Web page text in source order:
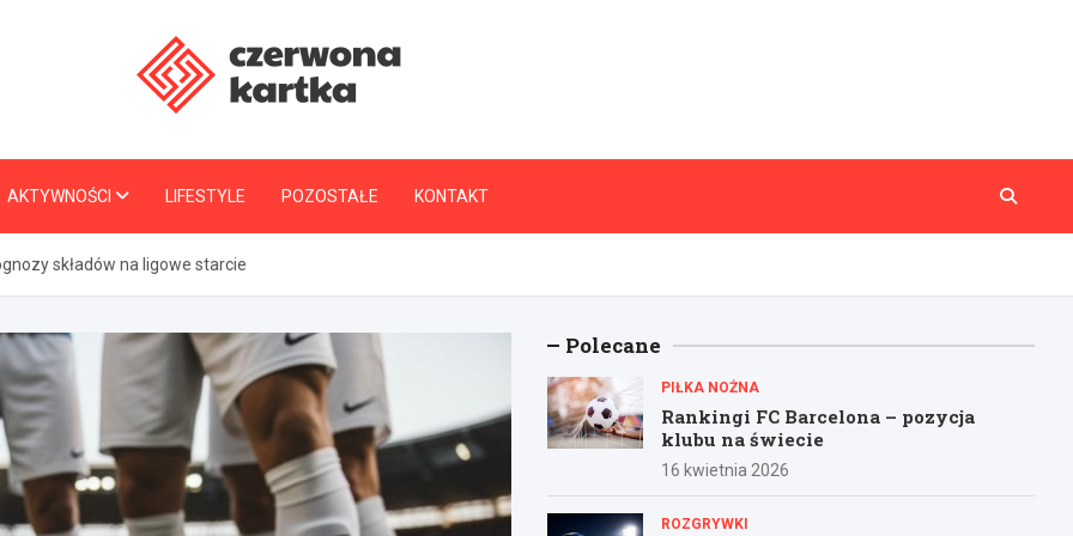
CzerwonaKartka.pl
AKTYWNOŚCI LIFESTYLE POZOSTAŁE KONTAKT
składów na ligowe starcie
Polecane
PIŁKA NOŻNA
Rankingi FC Barcelona – pozycja
klubu na świecie
16 kwietnia 2026
ROZGRYWKI